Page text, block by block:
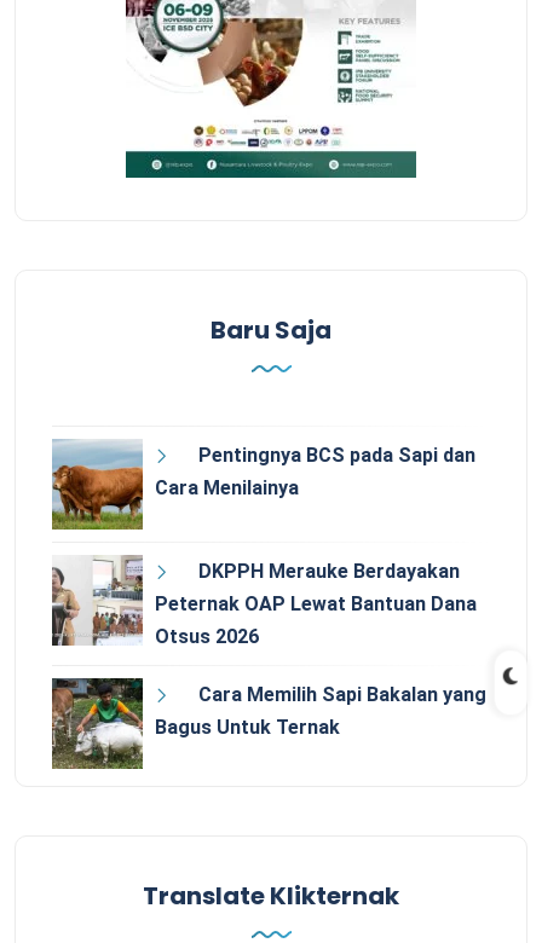
Baru Saja
Pentingnya BCS pada Sapi dan
Cara Menilainya
DKPPH Merauke Berdayakan
Peternak OAP Lewat Bantuan Dana
Otsus 2026
Cara Memilih Sapi Bakalan yang
Bagus Untuk Ternak
Translate Klikternak